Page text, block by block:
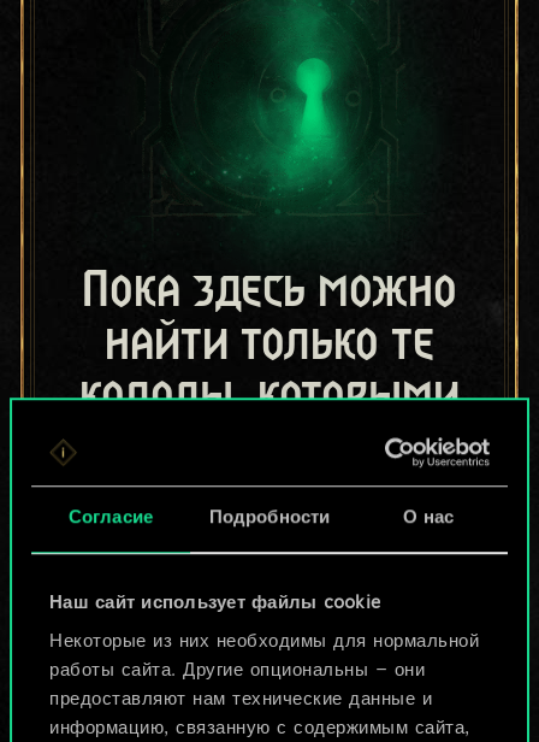
Согласие Подробности О нас
Наш сайт использует файлы cookie
Некоторые из них необходимы для нормальной
работы сайта. Другие опциональны — они
предоставляют нам технические данные и
информацию, связанную с содержимым сайта,
Пока здесь можно
найти только те
колоды, которыми
поделились другие
игроки.
Но их может быть
больше!
Назвать колоду и описать её